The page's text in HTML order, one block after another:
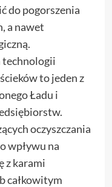
do pogorszenia
a nawet
technologii
to jeden z
Ładu i
oczyszczania
wpływu na
z karami
całkowitym